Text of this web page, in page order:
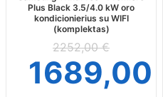
Plus Black 3.5/4.0 kW oro
kondicionierius su WIFI
(komplektas)
2252,00€
1689,00
be
chosen
on
the
product
page